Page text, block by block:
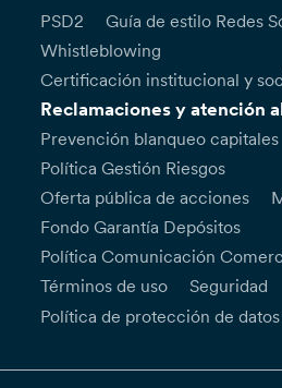
PSD2
Guía de estilo Redes
Whistleblowing
Certificación institucional y
Reclamaciones y atención
Prevención blanqueo capitales
Política Gestión Riesgos
Oferta pública de acciones
Fondo Garantía Depósitos
Política Comunicación
Términos de uso
Seguridad
Política de protección de